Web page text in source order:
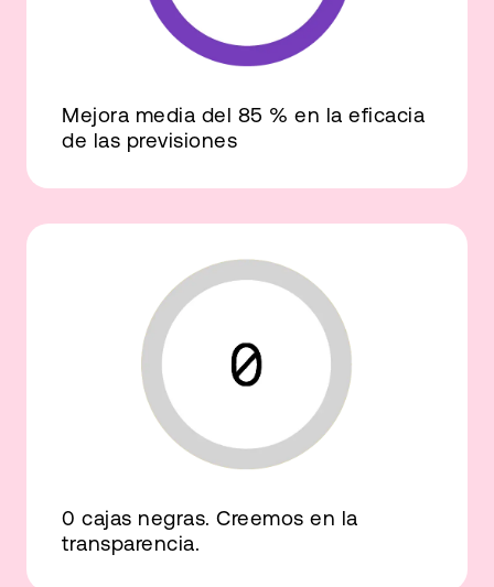
Mejora media del 85 % en la eficacia
de las previsiones
0 cajas negras. Creemos en la
transparencia.